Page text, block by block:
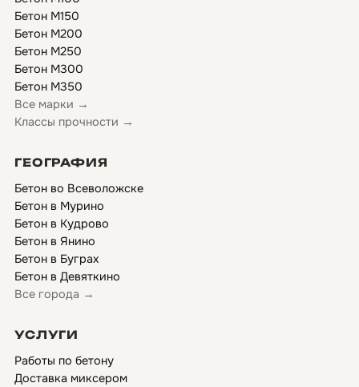
Бетон М150
Бетон М200
Бетон М250
Бетон М300
Бетон М350
Все марки →
Классы прочности →
ГЕОГРАФИЯ
Бетон во Всеволожске
Бетон в Мурино
Бетон в Кудрово
Бетон в Янино
Бетон в Буграх
Бетон в Девяткино
Все города →
УСЛУГИ
Работы по бетону
Доставка миксером